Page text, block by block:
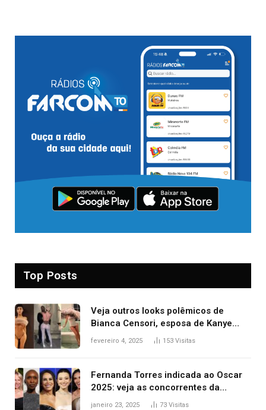
Top Posts
Veja outros looks polêmicos de
Bianca Censori, esposa de Kanye
West que apareceu nua no Grammy
fevereiro 4, 2025 153 Visitas
Fernanda Torres indicada ao Oscar
2025: veja as concorrentes da
brasileira a melhor atriz
janeiro 23, 2025 73 Visitas